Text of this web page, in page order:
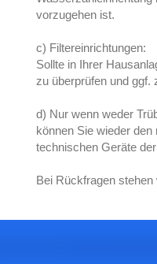
vorzugehen ist.
c) Filtereinrichtungen:
Sollte in Ihrer
zu überprüfen und ggf.
d) Nur wenn weder
können Sie wieder
technischen Geräte
Bei Rückfragen stehen